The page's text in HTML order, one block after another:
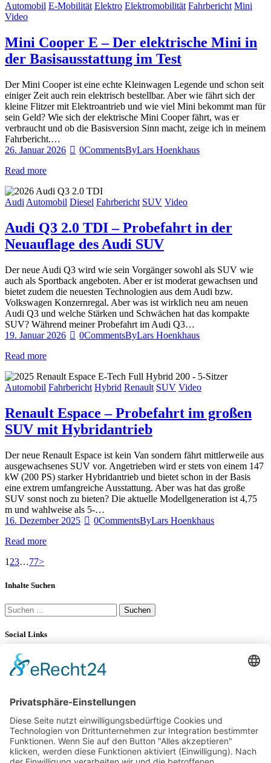
Automobil E-Mobilität Elektro Elektromobilität Fahrbericht Mini
Video
Mini Cooper E – Der elektrische Mini in
der Basisausstattung im Test
Der Mini Cooper ist eine echte Kleinwagen Legende und schon seit
einiger Zeit auch rein elektrisch bestellbar. Aber wie fährt sich der
kleine Flitzer mit Elektroantrieb und wie viel Mini bekommt man für
sein Geld? Wie sich der elektrische Mini Cooper fährt, was er
verbraucht und ob die Basisversion Sinn macht, zeige ich in meinem
Fahrbericht.…
26. Januar 2026
0CommentsByLars Hoenkhaus
Read more
Audi Automobil Diesel Fahrbericht SUV Video
Audi Q3 2.0 TDI – Probefahrt in der
Neuauflage des Audi SUV
Der neue Audi Q3 wird wie sein Vorgänger sowohl als SUV wie
auch als Sportback angeboten. Aber er ist moderat gewachsen und
bietet zudem die neuesten Technologien aus dem Audi bzw.
Volkswagen Konzernregal. Aber was ist wirklich neu am neuen
Audi Q3 und welche Stärken und Schwächen hat das kompakte
SUV? Während meiner Probefahrt im Audi Q3…
19. Januar 2026
0CommentsByLars Hoenkhaus
Read more
Automobil Fahrbericht Hybrid Renault SUV Video
Renault Espace – Probefahrt im großen
SUV mit Hybridantrieb
Der neue Renault Espace ist kein Van sondern fährt mittlerweile aus
ausgewachsenes SUV vor. Angetrieben wird er stets von einem 147
kW (200 PS) starker Hybridantrieb und bietet schon in der Basis
eine extrem umfangreiche Ausstattung. Aber was hat das große
SUV sonst noch zu bieten? Die aktuelle Modellgeneration ist 4,75
m und wahlweise als 5-…
16. Dezember 2025
0CommentsByLars Hoenkhaus
Read more
Seitennummerierung
der
Page
1 Page
2Page
3…Page
77>
Inhalte Suchen
Suchen
nach:
Social Links
YouTube
LinkedIn 0
Mercedes-Benz V-Klasse V 300 d Langstreckentest